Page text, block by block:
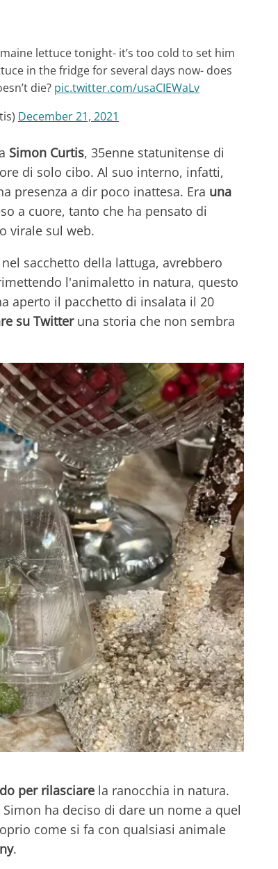
lettuce tonight- it’s too cold to set him
in the fridge for several days now- does
die? pic.twitter.com/usaCIEWaLv
December 21, 2021
Simon Curtis, 35enne statunitense di
di solo cibo. Al suo interno, infatti,
presenza a dir poco inattesa. Era una
a cuore, tanto che ha pensato di
virale sul web.
sacchetto della lattuga, avrebbero
l'animaletto in natura, questo
aperto il pacchetto di insalata il 20
su Twitteruna storia che non sembra
per rilasciare la ranocchia in natura.
ha deciso di dare un nome a quel
come si fa con qualsiasi animale
.